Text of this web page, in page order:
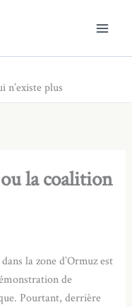
n’existe plus
la coalition
la zone d’Ormuz est
de
Pourtant, derrière